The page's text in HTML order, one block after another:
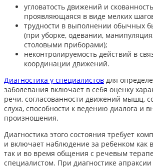
угловатость движений и
проявляющаяся в виде мелких
трудности в выполнении обычных
(при уборке, одевании,
столовыми приборами);
неконтролируемость действий в
координации движений.
Диагностика у специалистов для
заболевания включает в себя оценку
речи, согласованности движений мышц,
слуха, способности к ведению диалога и
произношения.
Диагностика этого состояния требует
и включает наблюдение за ребенком как
так и во время общения с речевым
специалистом. При диагностике